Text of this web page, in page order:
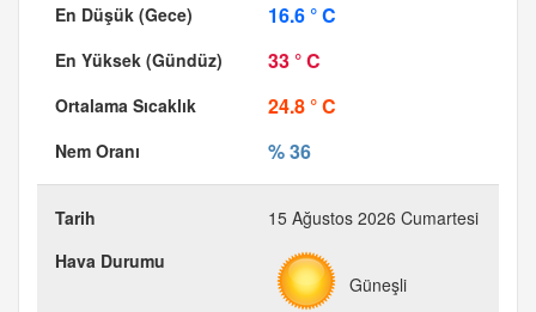
16.6 ° C
33 ° C
24.8 ° C
% 36
15 Ağustos 2026 Cumartesi
Güneşli